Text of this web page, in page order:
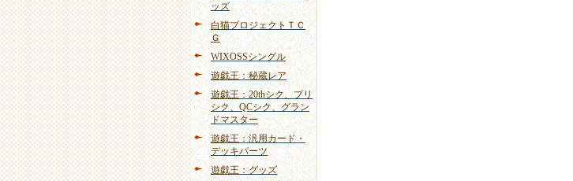
ッズ
白猫プロジェクトＴＣ
Ｇ
WIXOSSシングル
遊戯王：秘蔵レア
遊戯王：20thシク、プリ
シク、QCシク、グラン
ドマスター
遊戯王：汎用カード・
デッキパーツ
遊戯王：グッズ